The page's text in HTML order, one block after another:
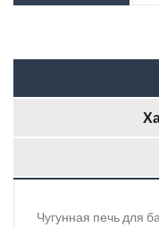
Чугунная печь для